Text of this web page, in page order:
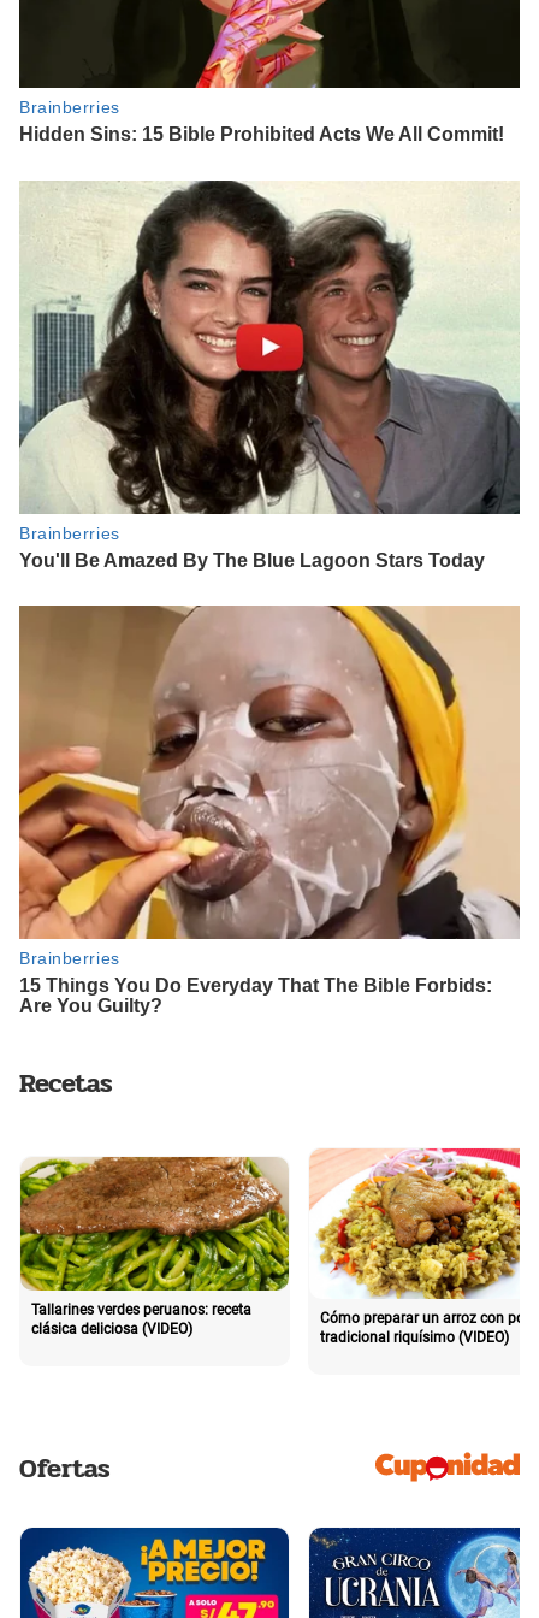
Recetas
Tallarines verdes peruanos: receta
clásica deliciosa (VIDEO)
Cómo preparar un arroz con pollo
tradicional riquísimo (VIDEO)
Ofertas